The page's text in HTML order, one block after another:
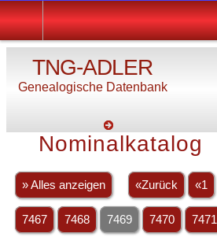
TNG-ADLER
Genealogische Datenbank
Nominalkatalog
» Alles anzeigen «Zurück «1
7467 7468 7469 7470 7471